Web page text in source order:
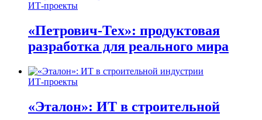
ИТ-проекты
«Петрович-Тех»: продуктовая
разработка для реального мира
ИТ-проекты
«Эталон»: ИТ в строительной